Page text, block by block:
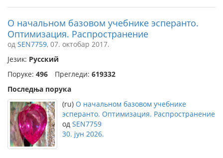
О начальном базовом учебнике эсперанто.
Оптимизация. Распространение
од SEN7759, 07. октобар 2017.
Језик: Русский
Поруке: 496 Прегледи: 619332
Последња порука
(ru) О начальном базовом учебнике
эсперанто. Оптимизация. Распространение
од SEN7759
30. јун 2026.